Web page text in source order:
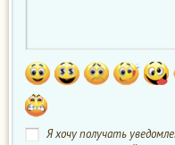
Я хочу получать